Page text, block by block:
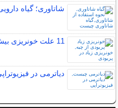
شاتاوری؛ گیاه
11 علت خونریزی بیش از حد قاعدگی
دیاترمی در